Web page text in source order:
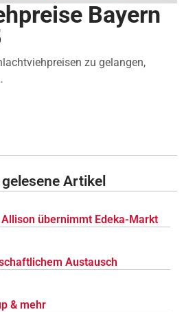
Bayern
zu gelangen,
Artikel
übernimmt Edeka-Markt
Austausch
& mehr